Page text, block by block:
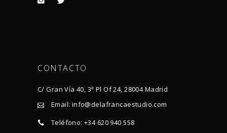
CONTACTO
C/ Gran Vía 40, 3ª Pl Of 24, 28004 Madrid
Email: info@delafrancaestudio.com
Teléfono: +34 620 940 558